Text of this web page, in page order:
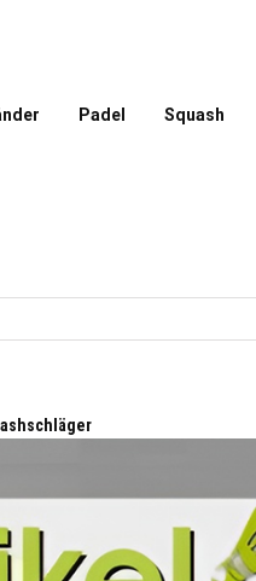
Padel Squash